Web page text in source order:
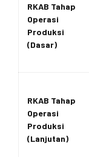
RKAB Tahap
Operasi
Produksi
(Dasar)
RKAB Tahap
Operasi
Produksi
(Lanjutan)